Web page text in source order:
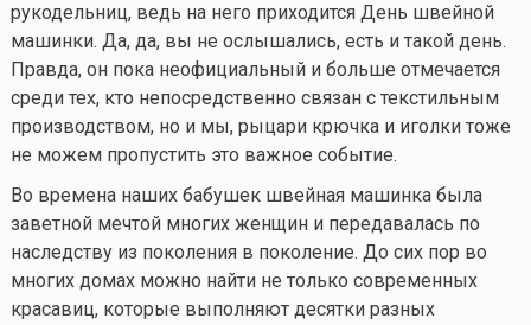
рукодельниц, ведь на него приходится День швейной
машинки. Да, да, вы не ослышались, есть и такой день.
Правда, он пока неофициальный и больше отмечается
среди тех, кто непосредственно связан с текстильным
производством, но и мы, рыцари крючка и иголки тоже
не можем пропустить это важное событие.
Во времена наших бабушек швейная машинка была
заветной мечтой многих женщин и передавалась по
наследству из поколения в поколение. До сих пор во
многих домах можно найти не только современных
красавиц, которые выполняют десятки разных